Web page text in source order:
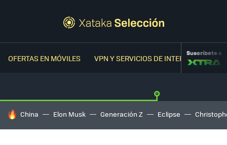
OFERTAS EN MÓVILES VPN Y SERVICIOS DE INTERNETSuscríbete a
HOY SE HABLA DE
China Elon Musk Generación Z Eclipse